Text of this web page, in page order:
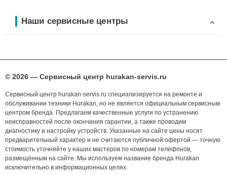
Наши сервисные центры
© 2026 — Сервисный центр hurakan-servis.ru
Сервисный центр hurakan-servis.ru специализируется на ремонте и
обслуживании техники Hurakan, но не является официальным сервисным
центром бренда. Предлагаем качественные услуги по устранению
неисправностей после окончания гарантии, а также проводим
диагностику и настройку устройств. Указанные на сайте цены носят
предварительный характер и не считаются публичной офертой — точную
стоимость уточняйте у наших мастеров по номерам телефонов,
размещённым на сайте. Мы используем название бренда Hurakan
исключительно в информационных целях.